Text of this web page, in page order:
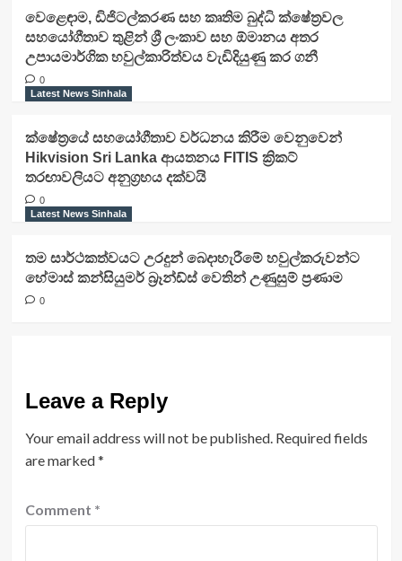
වෙළෙඳාම, ඩිජිටල්කරණ සහ කෘතිම බුද්ධි ක්ෂේත්‍රවල
සහයෝගීතාව තුළින් ශ්‍රී ලංකාව සහ ඕමානය අතර
උපායමාර්ගික හවුල්කාරිත්වය වැඩිදියුණු කර ගනී
0
Latest News Sinhala
ක්ෂේත්‍රයේ සහයෝගීතාව වර්ධනය කිරීම වෙනුවෙන්
Hikvision Sri Lanka ආයතනය FITIS ක්‍රිකට්
තරඟාවලියට අනුග්‍රහය දක්වයි
0
Latest News Sinhala
තම සාර්ථකත්වයට උරදුන් බෙදාහැරීමේ හවුල්කරුවන්ට
හේමාස් කන්සියුමර් බ්‍රෑන්ඩ්ස් වෙතින් උණුසුම් ප්‍රණාම
0
Leave a Reply
Your email address will not be published. Required fields
are marked*
Comment *